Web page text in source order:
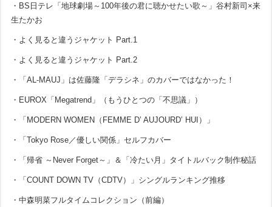
・BS日テレ「地球劇場～100年後の君に聴かせたい歌～」谷村新司×来
生たかお
・よく見ると違うジャケット Part.1
・よく見ると違うジャケット Part.2
・「AL-MAUJ」は佐藤隆「デラシネ」のカバーではなかった！
・EUROX「Megatrend」（もうひとつの「不思議」）
・「MODERN WOMEN（FEMME D’ AUJOURD’ HUI）」
・「Tokyo Rose／優しい関係」セルフカバー
・「帰省 ～Never Forget～」＆「冷たい月」タイトルバック制作秘話
・「COUNT DOWN TV（CDTV）」シングルランキング推移
・中森明菜フルタイムコレクション（前編）